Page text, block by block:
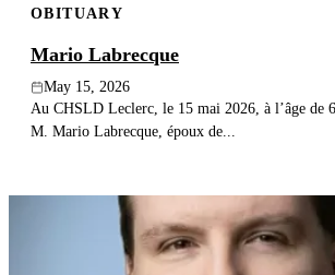
OBITUARY
Mario Labrecque
May 15, 2026
Au CHSLD Leclerc, le 15 mai 2026, à l’âge de
M. Mario Labrecque, époux de...